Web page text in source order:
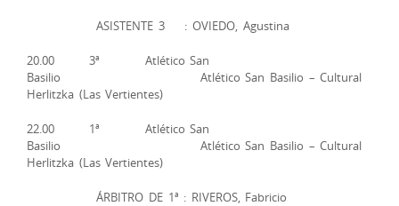
ASISTENTE 3 : OVIEDO, Agustina
20.00 3ª Atlético San
Basilio Atlético San Basilio – Cultural
Herlitzka (Las Vertientes)
22.00 1ª Atlético San
Basilio Atlético San Basilio – Cultural
Herlitzka (Las Vertientes)
ÁRBITRO DE 1ª : RIVEROS, Fabricio